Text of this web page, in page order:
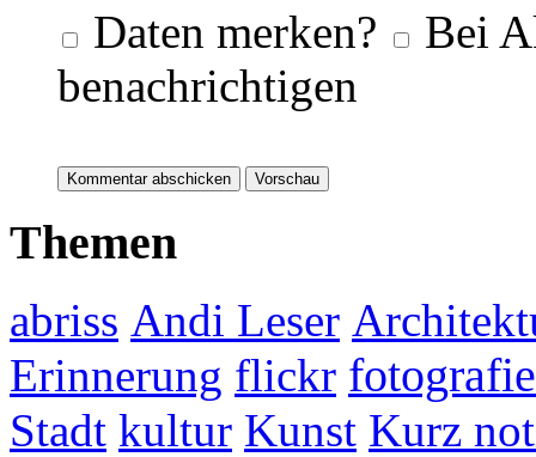
Daten merken?
Bei
benachrichtigen
Themen
abriss Andi Leser
Erinnerung flickr fotografie
Stadt kultur Kunst Kurz